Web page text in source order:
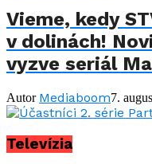
Vieme, kedy
v dolinách!
vyzve seriál
Autor Mediaboom7.
Televízia